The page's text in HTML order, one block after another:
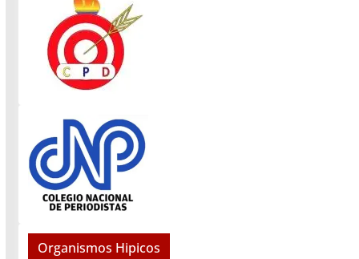
Organismos Hipicos